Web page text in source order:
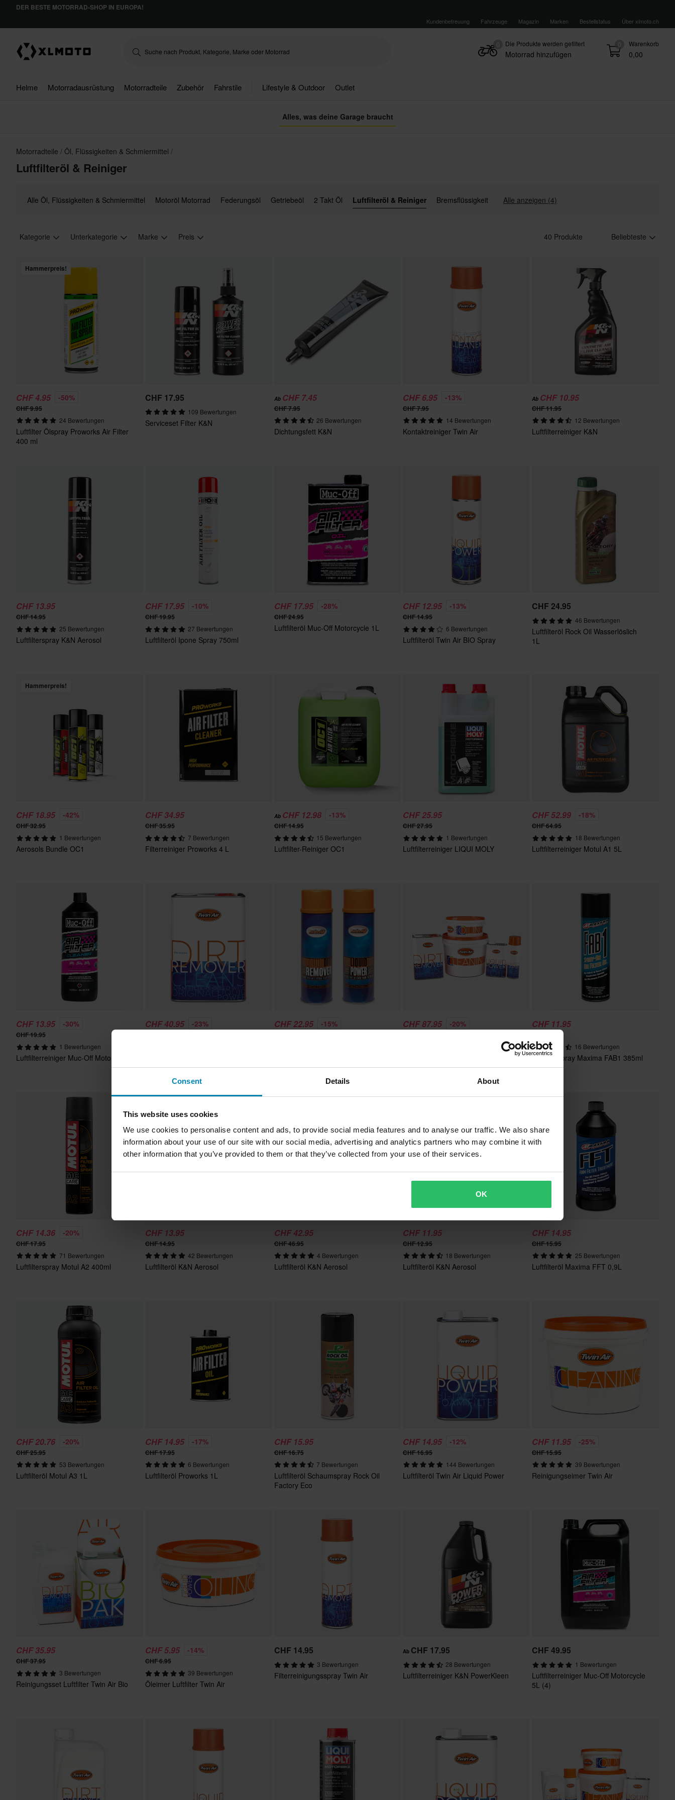
Consent Details About
This website uses cookies
We use cookies to personalise content and ads, to provide social media features and to analyse our traffic. We also share
information about your use of our site with our social media, advertising and analytics partners who may combine it with
other information that you’ve provided to them or that they’ve collected from your use of their services.
OK
DER BESTE MOTORRAD-SHOP IN EUROPA!
Kundenbetreuung Fahrzeuge Magazin Marken Bestellstatus Über xlmoto.ch
0 Warenkorb
0,00
Die Produkte werden gefiltert
Motorrad hinzufügen
Helme Motorradausrüstung Motorradteile Zubehör Fahrstile Lifestyle & Outdoor Outlet
Alles, was deine Garage braucht
Motorradteile Öl, Flüssigkeiten & Schmiermittel
Luftfilteröl & Reiniger
Alle Öl, Flüssigkeiten & Schmiermittel Motoröl Motorrad Federungsöl Getriebeöl 2 Takt Öl Luftfilteröl & Reiniger Bremsflüssigkeit Alle anzeigen (4)
Kategorie Unterkategorie Marke Preis 40 Produkte Beliebteste
Hammerpreis!
CHF 4.95 -50%
CHF 9.95
24 Bewertungen
Luftfilter Ölspray Proworks Air Filter
400 ml
CHF 17.95
109 Bewertungen
Serviceset Filter K&N
Ab CHF 7.45
CHF 7.95
26 Bewertungen
Dichtungsfett K&N
CHF 6.95 -13%
CHF 7.95
14 Bewertungen
Kontaktreiniger Twin Air
Ab CHF 10.95
CHF 11.95
12 Bewertungen
Luftfilterreiniger K&N
CHF 13.95
CHF 14.95
25 Bewertungen
Luftfilterspray K&N Aerosol
CHF 17.95 -10%
CHF 19.95
27 Bewertungen
Luftfilteröl Ipone Spray 750ml
CHF 17.95 -28%
CHF 24.95
Luftfilteröl Muc-Off Motorcycle 1L
CHF 12.95 -13%
CHF 14.95
6 Bewertungen
Luftfilteröl Twin Air BIO Spray
CHF 24.95
46 Bewertungen
Luftfilteröl Rock Oil Wasserlöslich
1L
Hammerpreis!
CHF 18.95 -42%
CHF 32.95
1 Bewertungen
Aerosols Bundle OC1
CHF 34.95
CHF 35.95
7 Bewertungen
Filterreiniger Proworks 4 L
Ab CHF 12.98 -13%
CHF 14.95
15 Bewertungen
Luftfilter-Reiniger OC1
CHF 25.95
CHF 27.95
1 Bewertungen
Luftfilterreiniger LIQUI MOLY
CHF 52.99 -18%
CHF 64.95
18 Bewertungen
Luftfilterreiniger Motul A1 5L
CHF 13.95 -30%
CHF 19.95
1 Bewertungen
Luftfilterreiniger Muc-Off Motorrad
CHF 40.95 -23%
Remover 4l
CHF 22.95 -15%
Pack
CHF 87.95 -20% CHF 11.95
16 Bewertungen
Luftfilterspray Maxima FAB1 385ml
CHF 14.36 -20%
CHF 17.95
71 Bewertungen
Luftfilterspray Motul A2 400ml
CHF 13.95
CHF 14.95
42 Bewertungen
Luftfilteröl K&N Aerosol
CHF 42.95
CHF 46.95
4 Bewertungen
Luftfilteröl K&N Aerosol
CHF 11.95
CHF 12.95
18 Bewertungen
Luftfilteröl K&N Aerosol
CHF 14.95
CHF 15.95
25 Bewertungen
Luftfilteröl Maxima FFT 0,9L
CHF 20.76 -20%
CHF 25.95
53 Bewertungen
Luftfilteröl Motul A3 1L
CHF 14.95 -17%
CHF 17.95
6 Bewertungen
Luftfilteröl Proworks 1L
CHF 15.95
CHF 16.75
7 Bewertungen
Luftfilteröl Schaumspray Rock Oil
Factory Eco
CHF 14.95 -12%
CHF 16.95
144 Bewertungen
Luftfilteröl Twin Air Liquid Power
CHF 11.95 -25%
CHF 15.95
39 Bewertungen
Reinigungseimer Twin Air
CHF 35.95
CHF 37.95
3 Bewertungen
Reinigungsset Luftfilter Twin Air Bio
CHF 5.95 -14%
CHF 6.95
39 Bewertungen
Öleimer Luftfilter Twin Air
CHF 14.95
3 Bewertungen
Filterreinigungsspray Twin Air
Ab CHF 17.95
28 Bewertungen
Luftfilterreiniger K&N PowerKleen
CHF 49.95
1 Bewertungen
Luftfilterreiniger Muc-Off Motorcycle
5L (4)